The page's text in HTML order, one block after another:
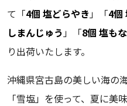
て「4個 塩どらやき」「4個
しまんじゅう」「8個 塩も
り出荷いたします。
沖縄県宮古島の美しい海の
「雪塩」を使って、夏に美